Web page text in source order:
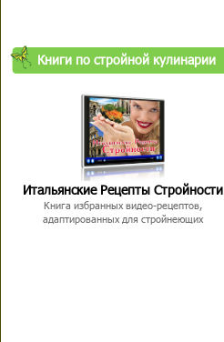
Книги по стройной кулинарии
Итальянские Рецепты Стройности
Книга избранных видео-рецептов,
адаптированных для стройнеющих